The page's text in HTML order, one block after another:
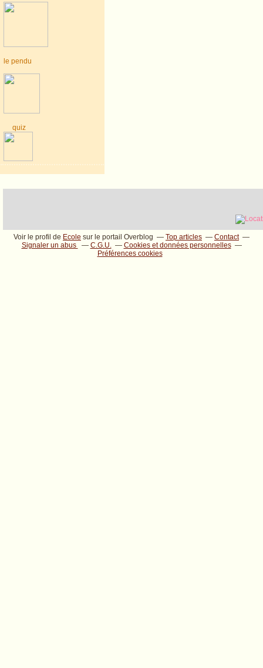
le pendu
quiz
Voir le profil de Ecole sur le portail Overblog Top articles
Contact
Signaler un abus
C.G.U.
Cookies et données personnelles
Préférences cookies